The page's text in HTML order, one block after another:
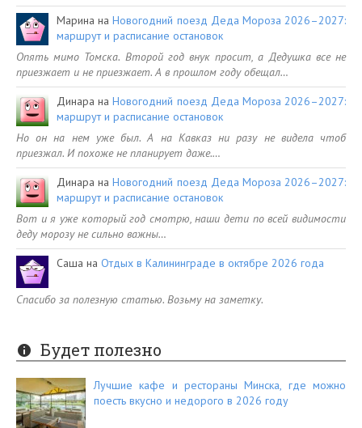
Марина наНовогодний поезд Деда Мороза 2026–2027:
маршрут и расписание остановок
Опять мимо Томска. Второй год внук просит, а Дедушка все не
приезжает и не приезжает. А в прошлом году обещал…
Динара наНовогодний поезд Деда Мороза 2026–2027:
маршрут и расписание остановок
Но он на нем уже был. А на Кавказ ни разу не видела чтоб
приезжал. И похоже не планирует даже.…
Динара наНовогодний поезд Деда Мороза 2026–2027:
маршрут и расписание остановок
Вот и я уже который год смотрю, наши дети по всей видимости
деду морозу не сильно важны…
Саша на Отдых в Калининграде в октябре 2026 года
Спасибо за полезную статью. Возьму на заметку.
Будет полезно
Лучшие кафе и рестораны Минска, где можно
поесть вкусно и недорого в 2026 году